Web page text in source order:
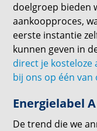
doelgroep bieden
aankoopproces,
eerste instantie
kunnen geven in
direct je kosteloze
bij ons op één
Energielabel
De trend die we